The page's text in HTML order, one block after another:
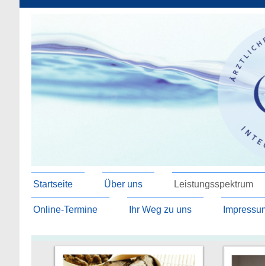
Startseite Über uns Leistungsspektrum
Online-Termine Ihr Weg zu uns